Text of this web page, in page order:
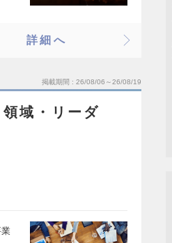
詳細へ
掲載期間 26/08/06～26/08/19
域・リーダ